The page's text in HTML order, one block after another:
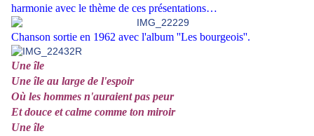
harmonie avec le thème de ces présentations…
Chanson sortie en 1962 avec l'album ''Les bourgeois''.
Une île
Une île au large de l'espoir
Où les hommes n'auraient pas peur
Et douce et calme comme ton miroir
Une île